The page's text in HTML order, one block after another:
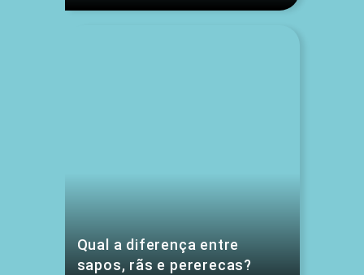
Qual a diferença entre
sapos, rãs e pererecas?